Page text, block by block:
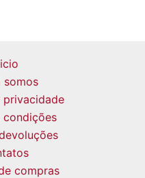
somos
privacidade
condições
compras